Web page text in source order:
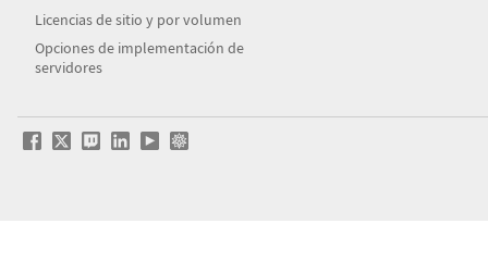
Licencias de sitio y por volumen
Opciones de implementación de
servidores